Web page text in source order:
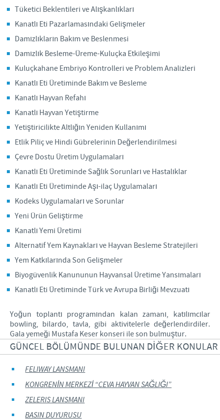
Tüketici Beklentileri ve Alışkanlıkları
Kanatlı Eti Pazarlamasındaki Gelişmeler
Damızlıkların Bakım ve Beslenmesi
Damızlık Besleme-Üreme-Kuluçka Etkileşimi
Kuluçkahane Embriyo Kontrolleri ve Problem Analizleri
Kanatlı Eti Üretiminde Bakım ve Besleme
Kanatlı Hayvan Refahı
Kanatlı Hayvan Yetiştirme
Yetiştiricilikte Altlığın Yeniden Kullanımı
Etlik Piliç ve Hindi Gübrelerinin Değerlendirilmesi
Çevre Dostu Üretim Uygulamaları
Kanatlı Eti Üretiminde Sağlık Sorunları ve Hastalıklar
Kanatlı Eti Üretiminde Aşı-ilaç Uygulamaları
Kodeks Uygulamaları ve Sorunlar
Yeni Ürün Geliştirme
Kanatlı Yemi Üretimi
Alternatif Yem Kaynakları ve Hayvan Besleme Stratejileri
Yem Katkılarında Son Gelişmeler
Biyogüvenlik Kanununun Hayvansal Üretime Yansımaları
Kanatlı Eti Üretiminde Türk ve Avrupa Birliği Mevzuatı
Yoğun toplantı programından kalan zamanı, katılımcılar
bowling, bilardo, tavla, gibi aktivitelerle değerlendirdiler.
Gala yemeği Mustafa Keser konseri ile son bulmuştur.
GÜNCEL BÖLÜMÜNDE BULUNAN DİĞER KONULAR
FELIWAY LANSMANI
KONGRENİN MERKEZİ “CEVA HAYVAN SAĞLIĞI”
ZELERIS LANSMANI
BASIN DUYURUSU